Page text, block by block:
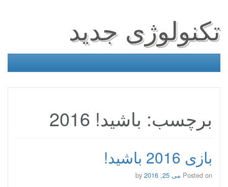
تکنولوژی جدید
برچسب: باشید! 2016
بازی 2016 باشید!
Posted on می 25, 2016